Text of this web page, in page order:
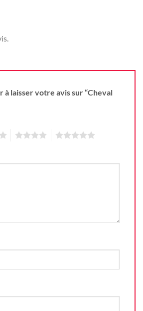
à laisser votre avis sur “Cheval